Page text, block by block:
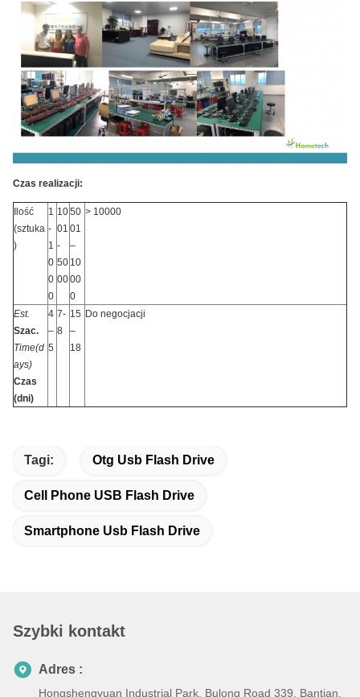
Czas realizacji:
Ilość
(sztuka
)
1
-
1
0
0
0
10
01
-
50
00
50
01
–
10
00
0
> 10000
Est.
Szac.
Time(d
ays)
Czas
(dni)
4
–
5
7-
8
15
–
18
Do negocjacji
Tagi: Otg Usb Flash Drive
Cell Phone USB Flash Drive
Smartphone Usb Flash Drive
Szybki kontakt
Adres :
Hongshengyuan Industrial Park, Bulong Road 339, Bantian,